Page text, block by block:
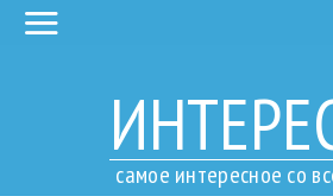
самое интересное со